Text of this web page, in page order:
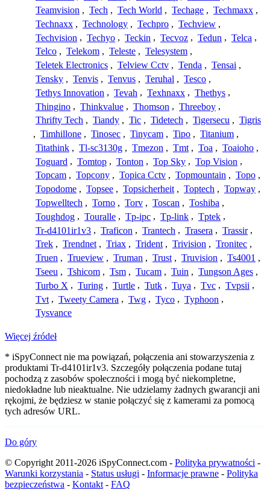
Teamvision , Tech , Tech World , Techage , Techmaxx ,
Technaxx , Technology , Techpro , Techview ,
Techvision , Techyo , Teckin , Tecvoz , Tedun , Telca ,
Telco , Telekom , Teleste , Telesystem ,
Teletek Electronics , Telview Cctv , Tenda , Tensai ,
Tensky , Tenvis , Tenvus , Teruhal , Tesco ,
Tethys Innovation , Tevah , Texhnaxx , Thethys ,
Thingino , Thinkvalue , Thomson , Threeboy ,
Thrifty Tech , Tiandy , Tic , Tidetech , Tigersecu , Tigris
, Timhillone , Tinosec , Tinycam , Tipo , Titanium ,
Titathink , Tl-sc3130g , Tmezon , Tmt , Toa , Toaioho ,
Toguard , Tomtop , Tonton , Top Sky , Top Vision ,
Topcam , Topcony , Topica Cctv , Topmountain , Topo ,
Topodome , Topsee , Topsicherheit , Toptech , Topway ,
Topwelltech , Torno , Torv , Toscan , Toshiba ,
Toughdog , Touralle , Tp-ipc , Tp-link , Tptek ,
Tr-d4101ir1v3 , Traficon , Trantech , Trasera , Trassir ,
Trek , Trendnet , Triax , Trident , Trivision , Tronitec ,
Truen , Trueview , Truman , Trust , Truvision , Ts4001 ,
Tseeu , Tshicom , Tsm , Tucam , Tuin , Tungson Ages ,
Turbo X , Turing , Turtle , Tutk , Tuya , Tvc , Tvpsii ,
Tvt , Tweety Camera , Twg , Tyco , Typhoon ,
Tysvance
Więcej źródeł
* iSpyConnect nie ma powiązań, połączenia ani stowarzyszenia z
produktami Tr-d4101ir1v3. Szczegóły połączenia podane tutaj
pochodzą z zasobów społeczności i mogą być niekompletne,
niedokładne lub nieaktualne. Nie udzielamy żadnych gwarancji ani
rękojmi, że będziesz w stanie połączyć się z kamerami za pomocą
tych adresów URL.
Do góry
© Copyright 2011-2026 iSpyConnect.com - Polityka prywatności -
Warunki korzystania - Status usługi - Informacje prawne - Polityka
bezpieczeństwa - Kontakt - FAQ